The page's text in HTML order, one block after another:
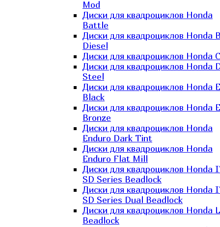
Mod
Диски для квадроциклов Honda
Battle
Диски для квадроциклов Honda
Diesel
Диски для квадроциклов Honda
Диски для квадроциклов Honda
Steel
Диски для квадроциклов Honda
Black
Диски для квадроциклов Honda
Bronze
Диски для квадроциклов Honda
Enduro Dark Tint
Диски для квадроциклов Honda
Enduro Flat Mill
Диски для квадроциклов Honda
SD Series Beadlock
Диски для квадроциклов Honda
SD Series Dual Beadlock
Диски для квадроциклов Honda
Beadlock